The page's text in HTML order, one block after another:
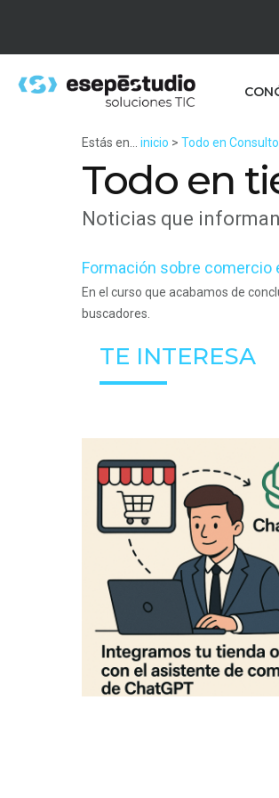
Estás en... inicio > Todo en
Todo en
Noticias que
Formación sobre
En el curso que acabamos de
buscadores.
TE INTERESA